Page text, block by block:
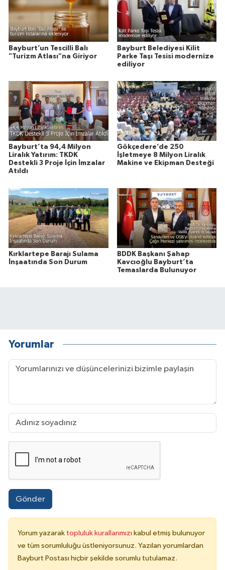
Bayburt’un Tescilli Balı
"Turizm Atlası"na Giriyor
Bayburt Belediyesi Kilit
Parke Taşı Tesisi modernize
ediliyor
Bayburt’ta 94,4 Milyon
Liralık Yatırım: TKDK
Destekli 3 Proje İçin İmzalar
Atıldı
Gökçedere’de 250
İşletmeye 8 Milyon Liralık
Makine ve Ekipman Desteği
Kırklartepe Barajı Sulama
İnşaatında Son Durum
BDDK Başkanı Şahap
Kavcıoğlu Bayburt’ta
Temaslarda Bulunuyor
Yorumlar
Gönder
Yorum yazarak topluluk kurallarımızı kabul etmiş bulunuyor
ve tüm sorumluluğu üstleniyorsunuz. Yazılan yorumlardan
Bayburt Postası hiçbir şekilde sorumlu tutulamaz.